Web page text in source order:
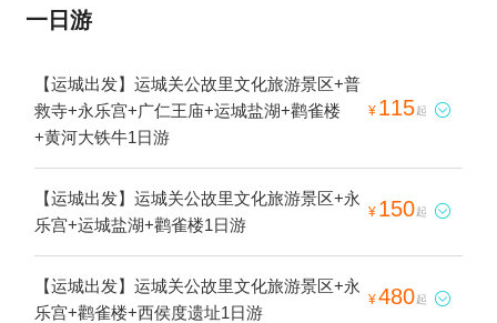
一日游
【运城出发】运城关公故里文化旅游景区+普
救寺+永乐宫+广仁王庙+运城盐湖+鹳雀楼
+黄河大铁牛1日游
¥ 115起 
【运城出发】运城关公故里文化旅游景区+永
乐宫+运城盐湖+鹳雀楼1日游
¥ 150起 
【运城出发】运城关公故里文化旅游景区+永
乐宫+鹳雀楼+西侯度遗址1日游
¥480起 